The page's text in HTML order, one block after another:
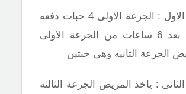
في اليوم الاول : الجرعة الاولى 4 حبات دفعه
واحده ثم بعد 6 ساعات من الجرعة الاولى
الجرعة الثانيه وهى حبتين
: ياخذ المريض الجرعة الثالثة